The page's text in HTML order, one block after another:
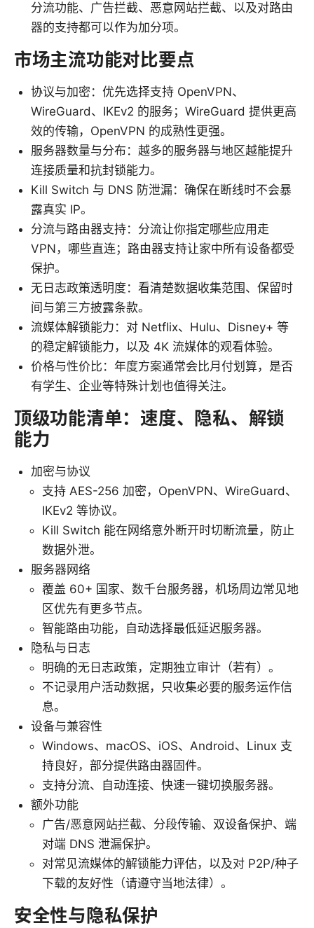
分流功能、广告拦截、恶意网站拦截、以及对路由
器的支持都可以作为加分项。
市场主流功能对比要点
协议与加密：优先选择支持 OpenVPN、
WireGuard、IKEv2 的服务；WireGuard 提供更高
效的传输，OpenVPN 的成熟性更强。
服务器数量与分布：越多的服务器与地区越能提升
连接质量和抗封锁能力。
Kill Switch 与 DNS 防泄漏：确保在断线时不会暴
露真实 IP。
分流与路由器支持：分流让你指定哪些应用走
VPN，哪些直连；路由器支持让家中所有设备都受
保护。
无日志政策透明度：看清楚数据收集范围、保留时
间与第三方披露条款。
流媒体解锁能力：对 Netflix、Hulu、Disney+ 等
的稳定解锁能力，以及 4K 流媒体的观看体验。
价格与性价比：年度方案通常会比月付划算，是否
有学生、企业等特殊计划也值得关注。
顶级功能清单：速度、隐私、解锁
能力
加密与协议
支持 AES-256 加密，OpenVPN、WireGuard、
IKEv2 等协议。
Kill Switch 能在网络意外断开时切断流量，防止
数据外泄。
服务器网络
覆盖 60+ 国家、数千台服务器，机场周边常见地
区优先有更多节点。
智能路由功能，自动选择最低延迟服务器。
隐私与日志
明确的无日志政策，定期独立审计（若有）。
不记录用户活动数据，只收集必要的服务运作信
息。
设备与兼容性
Windows、macOS、iOS、Android、Linux 支
持良好，部分提供路由器固件。
支持分流、自动连接、快速一键切换服务器。
额外功能
广告/恶意网站拦截、分段传输、双设备保护、端
对端 DNS 泄漏保护。
对常见流媒体的解锁能力评估，以及对 P2P/种子
下载的友好性（请遵守当地法律）。
安全性与隐私保护